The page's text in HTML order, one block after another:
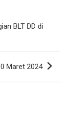
BLT DD di
Maret 2024